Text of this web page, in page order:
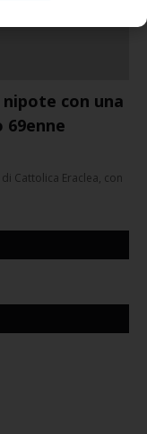
con una
Cattolica Eraclea, con